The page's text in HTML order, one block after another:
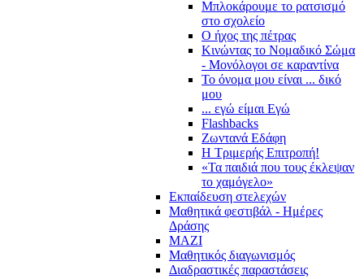
Μπλοκάρουμε το ρατσισμό
στο σχολείο
Ο ήχος της πέτρας
Κινώντας το Νομαδικό Σώμα
- Μονόλογοι σε καραντίνα
Το όνομα μου είναι ... δικό
μου
... εγώ είμαι Εγώ
Flashbacks
Ζωντανά Εδάφη
Η Τριμερής Επιτροπή!
«Τα παιδιά που τους έκλεψαν
το χαμόγελο»
Εκπαίδευση στελεχών
Μαθητικά φεστιβάλ - Ημέρες
Δράσης
ΜΑΖΙ
Μαθητικός διαγωνισμός
Διαδραστικές παραστάσεις